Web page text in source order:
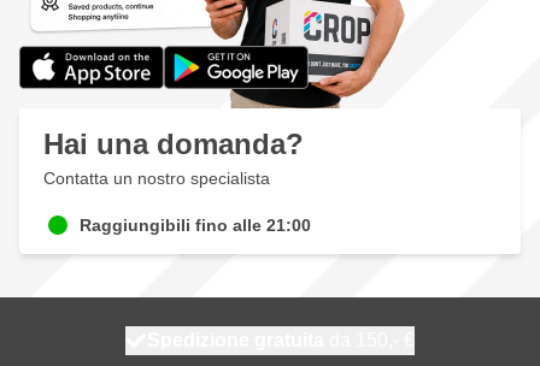
Hai una domanda?
Contatta un nostro specialista
Raggiungibili fino alle 21:00